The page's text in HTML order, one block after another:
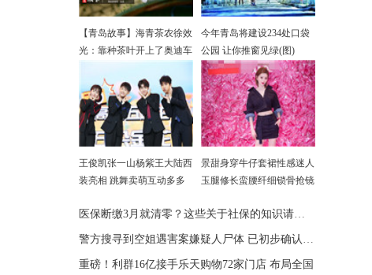
【青岛故事】海青茶农徐效
光：靠种茶叶开上了奥迪车
今年青岛将建设234处口袋
公园 让你推窗见绿(图)
王俊凯张一山杨紫王大陆西
装亮相 跳舞卖萌互动多多
景甜身穿牛仔套裙性感迷人
玉腿修长蛮腰纤细锁骨抢镜
医保断缴3月就清零？这些关于社保的知识请记牢！
警方搜寻到空姐遇害案嫌疑人尸体 已初步确认其身份
重磅！利群16亿接手乐天购物72家门店 布局全国